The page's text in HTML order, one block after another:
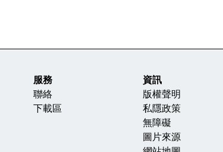
服務
聯絡
下載區
資訊
版權聲明
私隱政策
無障礙
圖片來源